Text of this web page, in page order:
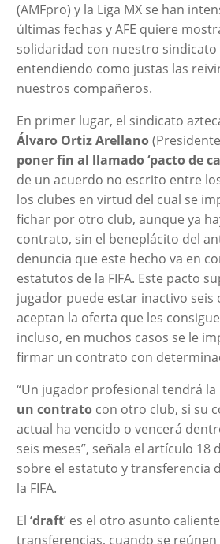
(AMFpro) y la Liga MX se han
últimas fechas y AFE quiere
solidaridad con nuestro
entendiendo como justas las
nuestros compañeros.
En primer lugar, el sindicato
Álvaro Ortiz Arellano
poner fin al llamado ‘pacto de
de un acuerdo no escrito entre
los clubes en virtud del cual se
fichar por otro club, aunque ya
contrato, sin el beneplácito del
denuncia que este hecho va en
estatutos de la FIFA. Este pacto
jugador puede estar inactivo seis
aceptan la oferta que les
incluso, en muchos casos se le
firmar un contrato con
“Un jugador profesional tendrá la
un contratocon otro club, si su
actual ha vencido o vencerá
seis meses”, señala el artículo 18
sobre el estatuto y transferencia
la FIFA.
El ‘draft’ es el otro asunto
transferencias, cuando se